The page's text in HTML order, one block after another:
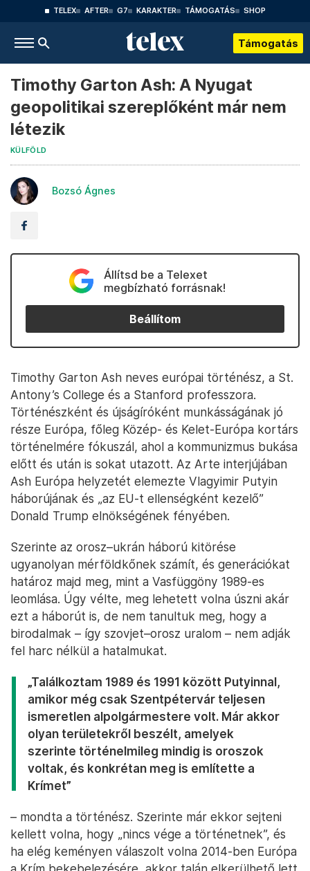
TELEX AFTER G7 KARAKTER TÁMOGATÁS SHOP
Támogatás
Timothy Garton Ash: A Nyugat
geopolitikai szereplőként már nem
létezik
KÜLFÖLD
Bozsó Ágnes
Állítsd be a Telexet
megbízható forrásnak!
Beállítom
Timothy Garton Ash neves európai történész, a St.
Antony’s College és a Stanford professzora.
Történészként és újságíróként munkásságának jó
része Európa, főleg Közép- és Kelet-Európa kortárs
történelmére fókuszál, ahol a kommunizmus bukása
előtt és után is sokat utazott. Az Arte interjújában
Ash Európa helyzetét elemezte Vlagyimir Putyin
háborújának és „az EU-t ellenségként kezelő”
Donald Trump elnökségének fényében.
Szerinte az orosz–ukrán háború kitörése
ugyanolyan mérföldkőnek számít, és generációkat
határoz majd meg, mint a Vasfüggöny 1989-es
leomlása. Úgy vélte, meg lehetett volna úszni akár
ezt a háborút is, de nem tanultuk meg, hogy a
birodalmak – így szovjet–orosz uralom – nem adják
fel harc nélkül a hatalmukat.
„Találkoztam 1989 és 1991 között Putyinnal,
amikor még csak Szentpétervár teljesen
ismeretlen alpolgármestere volt. Már akkor
olyan területekről beszélt, amelyek
szerinte történelmileg mindig is oroszok
voltak, és konkrétan meg is említette a
Krímet”
– mondta a történész. Szerinte már ekkor sejteni
kellett volna, hogy „nincs vége a történetnek”, és
ha elég keményen válaszolt volna 2014-ben Európa